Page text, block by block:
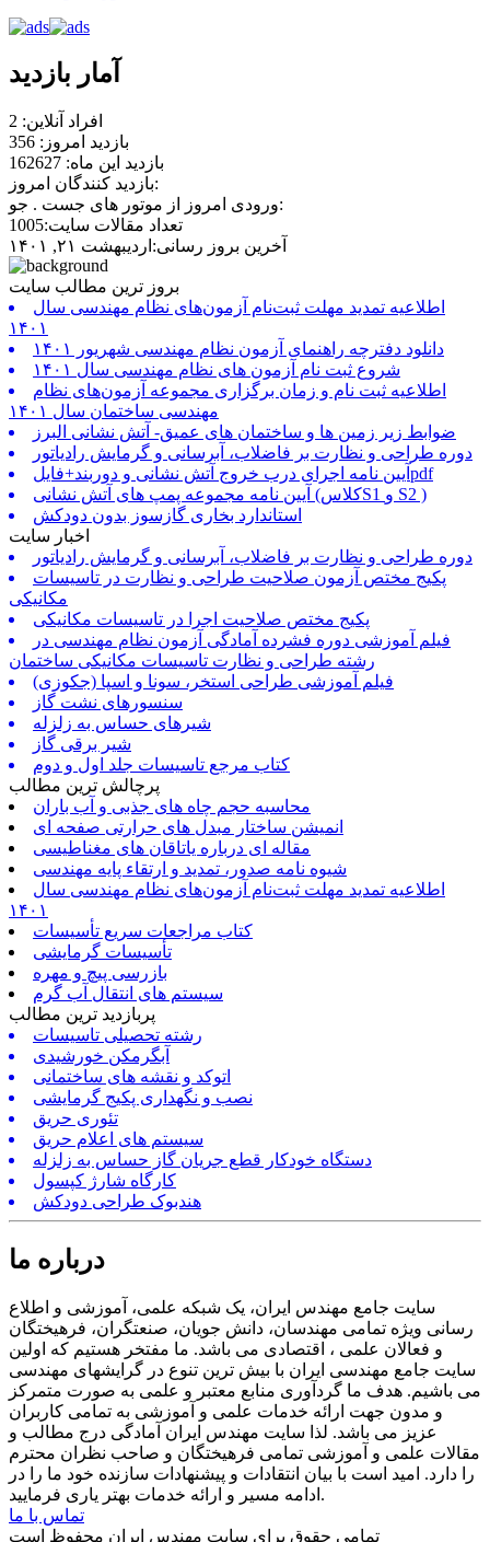
آمار بازدید
افراد آنلاین: 2
بازدید امروز: 356
بازدید این ماه: 162627
بازدید کنندگان امروز:
ورودی امروز از موتور های جست . جو:
تعداد مقالات سایت:1005
آخرین بروز رسانی:اردیبهشت ۲۱, ۱۴۰۱
بروز ترین مطالب سایت
اطلاعیه تمدید مهلت ثبت‌نام آزمون‌های نظام مهندسی سال
۱۴۰۱
دانلود دفترچه راهنمای آزمون نظام مهندسی شهریور ۱۴۰۱
شروع ثبت نام آزمون های نظام مهندسی سال ۱۴۰۱
اطلاعیه ثبت نام و زمان برگزاری مجموعه آزمون‌های نظام
مهندسی ساختمان سال ۱۴۰۱
ضوابط زیر زمین ها و ساختمان های عمیق- آتش نشانی البرز
دوره طراحی و نظارت بر فاضلاب، آبرسانی و گرمایش رادیاتور
آیین نامه اجرای درب خروج آتش نشانی و دوربند+فایلpdf
آیین نامه مجموعه پمپ های آتش نشانی (کلاسS1 و S2 )
استاندارد بخاری گازسوز بدون دودکش
اخبار سایت
دوره طراحی و نظارت بر فاضلاب، آبرسانی و گرمایش رادیاتور
پکیج مختص آزمون صلاحیت طراحی و نظارت در تاسیسات
مکانیکی
پکیج مختص صلاحیت اجرا در تاسیسات مکانیکی
فیلم آموزشی دوره فشرده آمادگی آزمون نظام مهندسی در
رشته طراحی و نظارت تاسیسات مکانیکی ساختمان
فیلم آموزشی طراحی استخر، سونا و اسپا (جکوزی)
سنسورهای نشت گاز
شیرهای حساس به زلزله
شیر برقی گاز
کتاب مرجع تاسیسات جلد اول و دوم
پرچالش ترین مطالب
محاسبه حجم چاه های جذبی و آب باران
انمیشن ساختار مبدل های حرارتی صفحه ای
مقاله ای درباره یاتاقان های مغناطیسی
شیوه نامه صدور، تمدید و ارتقاء پایه مهندسی
اطلاعیه تمدید مهلت ثبت‌نام آزمون‌های نظام مهندسی سال
۱۴۰۱
کتاب مراجعات سریع تأسیسات
تأسیسات گرمایشی
بازرسی پیچ و مهره
سیستم های انتقال آب گرم
پربازدید ترین مطالب
رشته تحصیلی تاسیسات
آبگرمکن خورشیدی
اتوکد و نقشه های ساختمانی
نصب و نگهداری پکیج گرمایشی
تئوری حریق
سیستم های اعلام حریق
دستگاه خودکار قطع جریان گاز حساس به زلزله
کارگاه شارژ کپسول
هندبوک طراحی دودکش
درباره ما
سایت جامع مهندس ایران، یک شبکه علمی، آموزشی و اطلاع
رسانی ویژه تمامی مهندسان، دانش جویان، صنعتگران، فرهیختگان
و فعالان علمی ، اقتصادی می باشد. ما مفتخر هستیم که اولین
سایت جامع مهندسی ایران با بیش ترین تنوع در گرایشهای مهندسی
می باشیم. هدف ما گردآوری منابع معتبر و علمی به صورت متمرکز
و مدون جهت ارائه خدمات علمی و آموزشی به تمامی کاربران
عزیز می باشد. لذا سایت مهندس ایران آمادگی درج مطالب و
مقالات علمی و آموزشی تمامی فرهیختگان و صاحب نظران محترم
را دارد. امید است با بیان انتقادات و پیشنهادات سازنده خود ما را در
ادامه مسیر و ارائه خدمات بهتر یاری فرمایید.
تماس با ما
تمامی حقوق برای سایت مهندس ایران محفوظ است